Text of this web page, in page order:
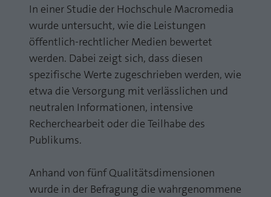
In einer Studie der Hochschule Macromedia
wurde untersucht, wie die Leistungen
öffentlich-rechtlicher Medien bewertet
werden. Dabei zeigt sich, dass diesen
spezifische Werte zugeschrieben werden, wie
etwa die Versorgung mit verlässlichen und
neutralen Informationen, intensive
Recherchearbeit oder die Teilhabe des
Publikums.
Anhand von fünf Qualitätsdimensionen
wurde in der Befragung die wahrgenommene
Laufzeit 1 Jahr
Zweck
Cookie von AT INTERNET zur Steuerung der